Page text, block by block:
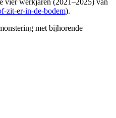
zit-er-in-de-bodem).
met bijhorende